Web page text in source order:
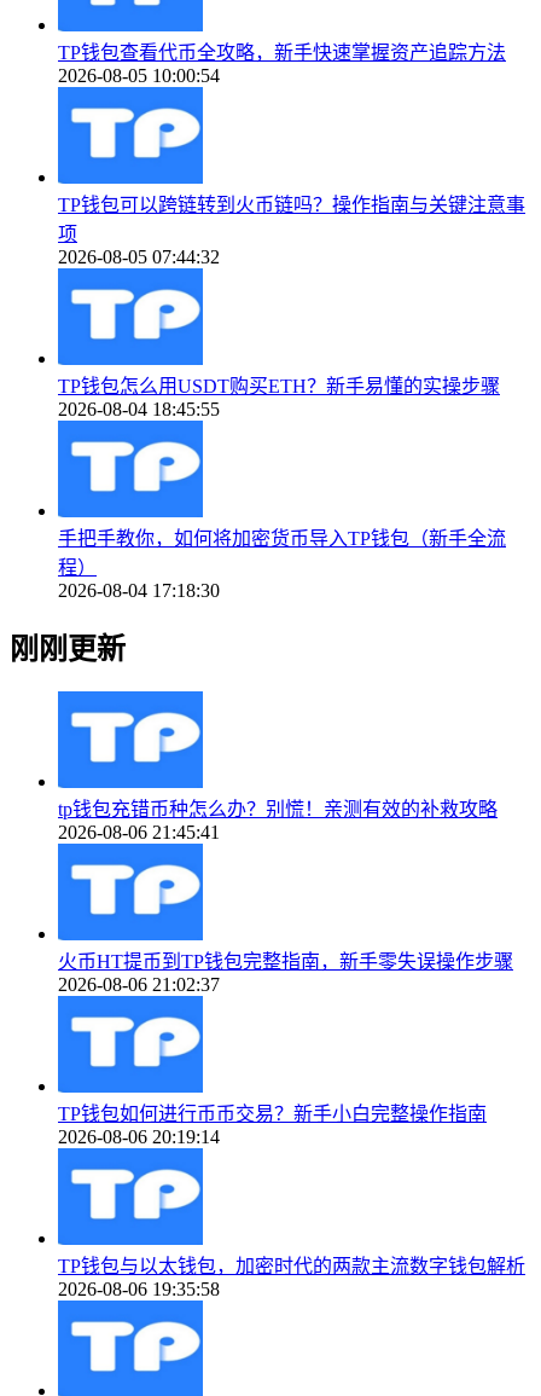
TP钱包查看代币全攻略，新手快速掌握资产追踪方法
2026-08-05 10:00:54
TP钱包可以跨链转到火币链吗？操作指南与关键注意事
项
2026-08-05 07:44:32
TP钱包怎么用USDT购买ETH？新手易懂的实操步骤
2026-08-04 18:45:55
手把手教你，如何将加密货币导入TP钱包（新手全流
程）
2026-08-04 17:18:30
刚刚更新
tp钱包充错币种怎么办？别慌！亲测有效的补救攻略
2026-08-06 21:45:41
火币HT提币到TP钱包完整指南，新手零失误操作步骤
2026-08-06 21:02:37
TP钱包如何进行币币交易？新手小白完整操作指南
2026-08-06 20:19:14
TP钱包与以太钱包，加密时代的两款主流数字钱包解析
2026-08-06 19:35:58